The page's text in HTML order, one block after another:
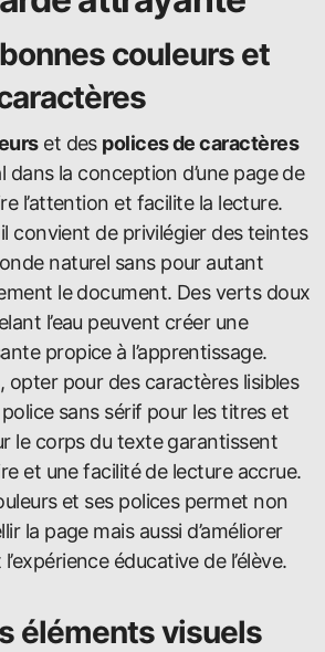
couleurs et
et des polices de caractères
dans la conception d’une page de
l’attention et facilite la lecture.
convient de privilégier des teintes
naturel sans pour autant
le document. Des verts doux
l’eau peuvent créer une
propice à l’apprentissage.
opter pour des caractères lisibles
sans sérif pour les titres et
le corps du texte garantissent
et une facilité de lecture accrue.
et ses polices permet non
la page mais aussi d’améliorer
éducative de l’élève.
éléments visuels